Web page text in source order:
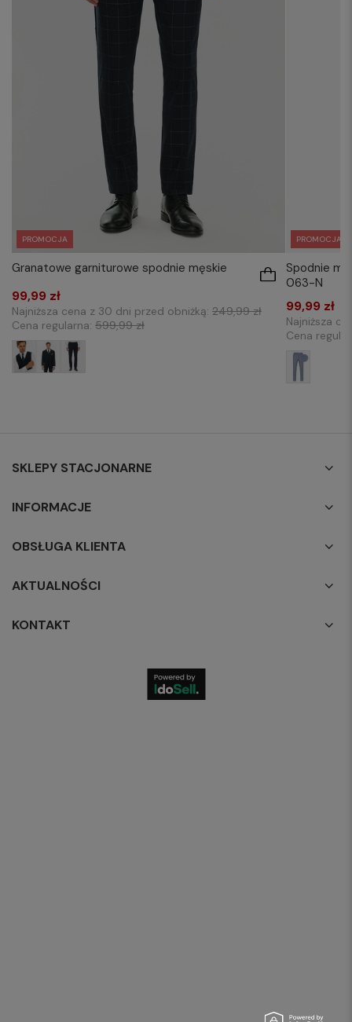
PROMOCJA
Granatowe garniturowe spodnie męskie
99,99 zł
Najniższa cena z 30 dni przed obniżką: 249,99 zł
Cena regularna: 599,99 zł
PROMOCJA
Spodnie
063-N
99,99 zł
Najniższa
Cena
SKLEPY STACJONARNE
INFORMACJE
OBSŁUGA KLIENTA
AKTUALNOŚCI
KONTAKT